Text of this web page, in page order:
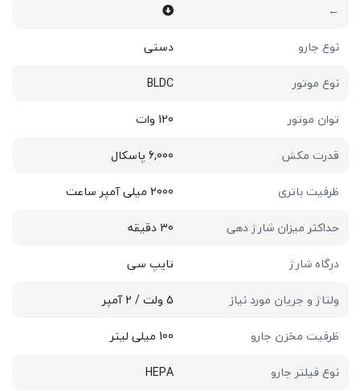
←
نوع جارو
دستی
نوع موتور
BLDC
توان موتور
120 وات
قدرت مکش
6,000 پاسکال
ظرفیت باتری
2000 میلی آمپر ساعت
حداکثر میزان شارژ دهی
30 دقیقه
درگاه شارژ
تایپ سی
ولتاژ و جریان مورد نیاز
5 ولت / 2 آمپر
ظرفیت مخزن جارو
100 میلی لیتر
نوع فیلتر جارو
HEPA